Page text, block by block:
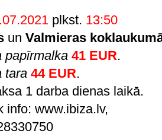
plkst. 13:50
un Valmieras
papīrmalka 41 EUR.
tara 44 EUR.
1 darba dienas laikā.
info: www.ibiza.lv,